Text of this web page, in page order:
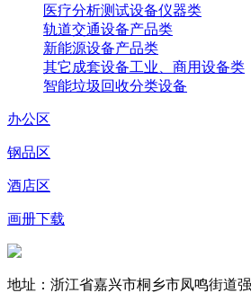
医疗分析测试设备仪器类
轨道交通设备产品类
新能源设备产品类
其它成套设备工业、商用设备类
智能垃圾回收分类设备
办公区
钢品区
酒店区
画册下载
地址：浙江省嘉兴市桐乡市凤鸣街道